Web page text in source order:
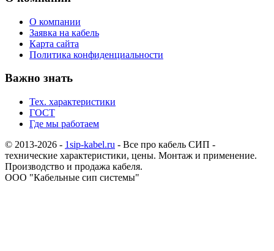
О компании
Заявка на кабель
Карта сайта
Политика конфиденциальности
Важно знать
Тех. характеристики
ГОСТ
Где мы работаем
© 2013-2026 - 1sip-kabel.ru - Все про кабель СИП -
технические характеристики, цены. Монтаж и применение.
Производство и продажа кабеля.
ООО "Кабельные сип системы"